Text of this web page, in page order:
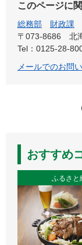
このページに
総務部 財政課
〒073-8686
北
Tel：0125-28-
メールでのお問
おすすめ
ふるさと